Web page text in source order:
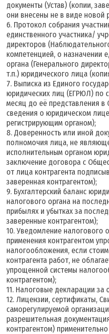
документы (Устав) (копии,
они внесены не в виде новой
6. Протокол собрания
единственного участника/
директоров
компетенцией, о назначении
органа (Генерального
т.п.) юридического лица
7. Выписка из Единого
юридических лиц (ЕГРЮЛ) по
месяц до её представления
сведения о юридическом
регистрирующим органом);
8. Доверенность или иной
полномочия лица, не
исполнительным органом
заключение договора с
от лица контрагента
заверенная контрагентом);
9. Бухгалтерский баланс
налогового органа на
прибылях и убытках за
заверенные контрагентом);
10. Уведомление налогового
применения контрагентом
налогообложения, если
контрагента работ, не
упрощенной системы
контрагентом);
11. Налоговые декларации за
12. Лицензии, сертификаты,
саморегулируемой
разрешительная
контрагентом)